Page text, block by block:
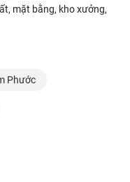
mặt bằng, kho xưởng,
Phước